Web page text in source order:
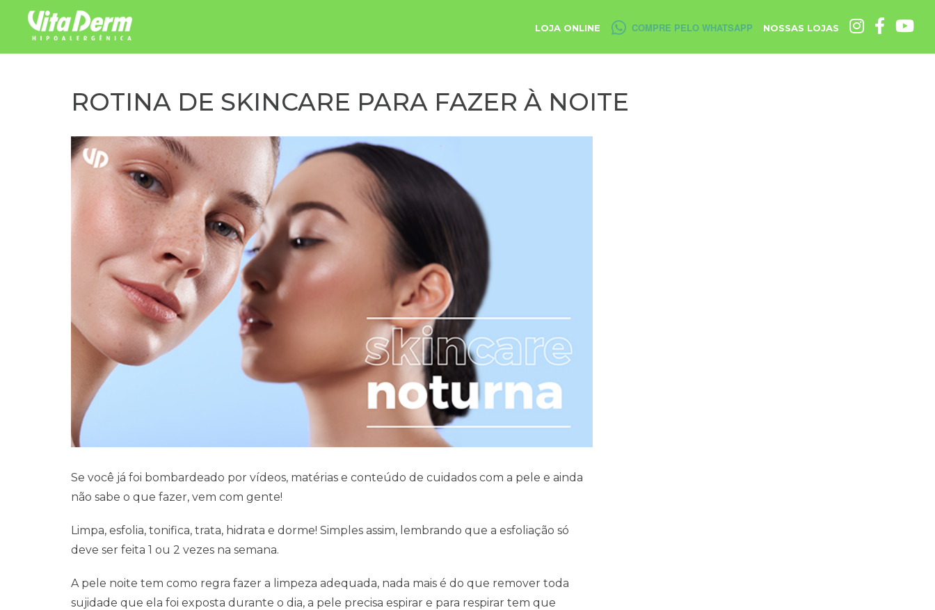
LOJA ONLINE COMPRE PELO WHATSAPP NOSSAS LOJAS
ROTINA DE SKINCARE PARA FAZER À NOITE
Se você já foi bombardeado por vídeos, matérias e conteúdo de cuidados com a pele e ainda
não sabe o que fazer, vem com gente!
Limpa, esfolia, tonifica, trata, hidrata e dorme! Simples assim, lembrando que a esfoliação só
deve ser feita 1 ou 2 vezes na semana.
A pele noite tem como regra fazer a limpeza adequada, nada mais é do que remover toda
sujidade que ela foi exposta durante o dia, a pele precisa espirar e para respirar tem que